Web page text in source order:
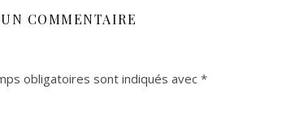
COMMENTAIRE
obligatoires sont indiqués avec *